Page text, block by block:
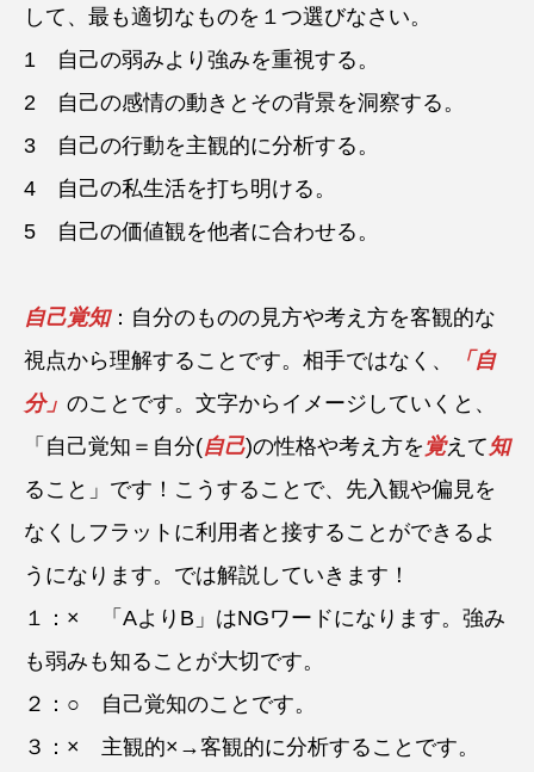
して、最も適切なものを１つ選びなさい。
1 自己の弱みより強みを重視する。
2 自己の感情の動きとその背景を洞察する。
3 自己の行動を主観的に分析する。
4 自己の私生活を打ち明ける。
5 自己の価値観を他者に合わせる。
自己覚知：自分のものの見方や考え方を客観的な
視点から理解することです。相手ではなく、
「自
分」 のことです。文字からイメージしていくと、
「自己覚知＝自分(自己)の性格や考え方を 覚えて 知
ること」です！こうすることで、先入観や偏見を
なくしフラットに利用者と接することができるよ
うになります。では解説していきます！
１：× 「AよりB」はNGワードになります。強み
も弱みも知ることが大切です。
２：○ 自己覚知のことです。
３：× 主観的×→客観的に分析することです。